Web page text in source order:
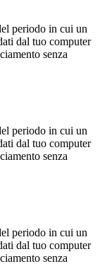
periodo in cui un
dal tuo computer
senza
periodo in cui un
dal tuo computer
senza
periodo in cui un
dal tuo computer
senza